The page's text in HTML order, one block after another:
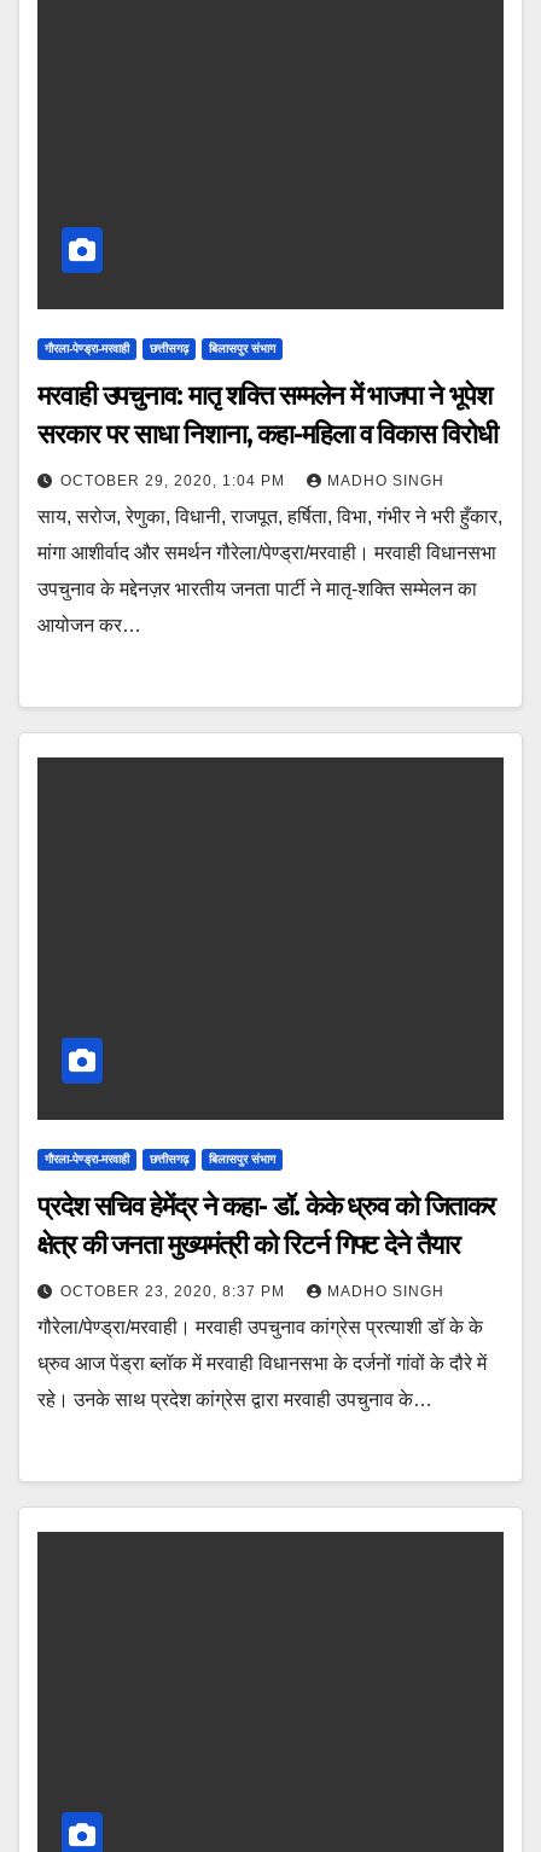
गौरला-पेण्ड्रा-मरवाही छत्तीसगढ़ बिलासपुर संभाग
मरवाही उपचुनाव: मातृ शक्ति सम्मलेन में भाजपा ने भूपेश
सरकार पर साधा निशाना, कहा-महिला व विकास विरोधी
OCTOBER 29, 2020, 1:04 PM MADHO SINGH
साय, सरोज, रेणुका, विधानी, राजपूत, हर्षिता, विभा, गंभीर ने भरी हुँकार,
मांगा आशीर्वाद और समर्थन गौरेला/पेण्ड्रा/मरवाही। मरवाही विधानसभा
उपचुनाव के मद्देनज़र भारतीय जनता पार्टी ने मातृ-शक्ति सम्मेलन का
आयोजन कर…
गौरला-पेण्ड्रा-मरवाही छत्तीसगढ़ बिलासपुर संभाग
प्रदेश सचिव हेमेंद्र ने कहा- डॉ. केके ध्रुव को जिताकर
क्षेत्र की जनता मुख्यमंत्री को रिटर्न गिफ्ट देने तैयार
OCTOBER 23, 2020, 8:37 PM MADHO SINGH
गौरेला/पेण्ड्रा/मरवाही। मरवाही उपचुनाव कांग्रेस प्रत्याशी डॉ के के
ध्रुव आज पेंड्रा ब्लॉक में मरवाही विधानसभा के दर्जनों गांवों के दौरे में
रहे। उनके साथ प्रदेश कांग्रेस द्वारा मरवाही उपचुनाव के…